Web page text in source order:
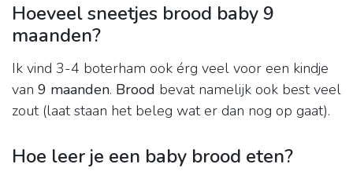
Hoeveel sneetjes brood baby 9
maanden?
Ik vind 3-4 boterham ook érg veel voor een kindje
van 9 maanden. Brood bevat namelijk ook best veel
zout (laat staan het beleg wat er dan nog op gaat).
Hoe leer je een baby brood eten?